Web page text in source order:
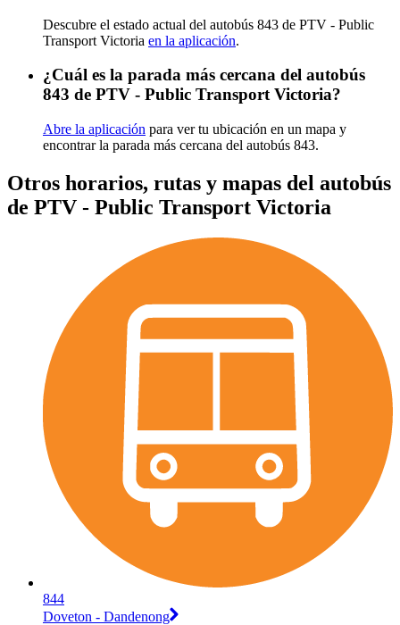
Descubre el estado actual del autobús 843 de PTV - Public
Transport Victoria en la aplicación.
¿Cuál es la parada más cercana del autobús
843 de PTV - Public Transport Victoria?
Abre la aplicación para ver tu ubicación en un mapa y
encontrar la parada más cercana del autobús 843.
Otros horarios, rutas y mapas del autobús
de PTV - Public Transport Victoria
844
Doveton - Dandenong